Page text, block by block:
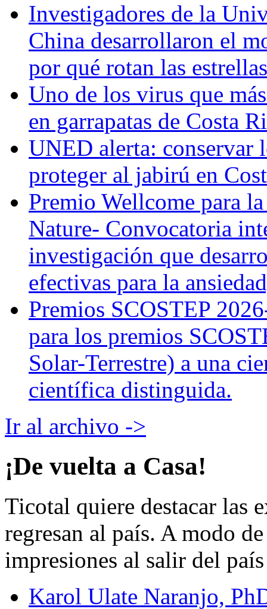
Investigadores de la
China desarrollaron el
por qué rotan las
Uno de los virus que
en garrapatas de Costa
UNED alerta: conservar
proteger al jabirú en
Premio Wellcome para
Nature- Convocatoria
investigación que
efectivas para la
Premios SCOSTEP
para los premios
Solar-Terrestre) a una
científica distinguida.
Ir al archivo ->
¡De vuelta a Casa!
Ticotal quiere destacar las
regresan al país. A modo
impresiones al salir del
Karol Ulate Naranjo,